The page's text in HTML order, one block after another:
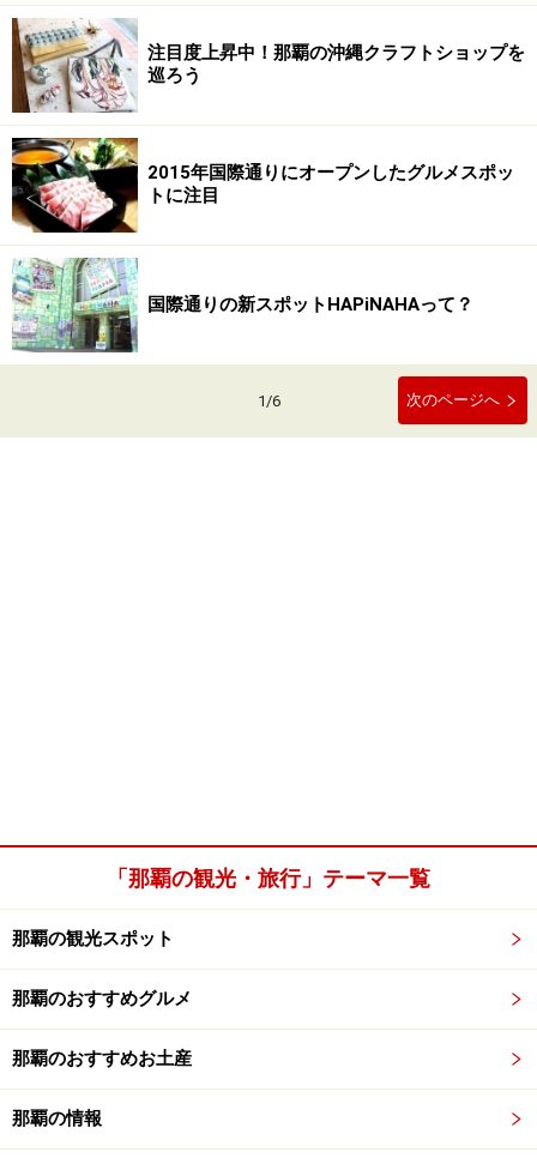
注目度上昇中！那覇の沖縄クラフトショップを
巡ろう
2015年国際通りにオープンしたグルメスポッ
トに注目
国際通りの新スポットHAPiNAHAって？
1/6 次のページへ
「那覇の観光・旅行」テーマ一覧
那覇の観光スポット
那覇のおすすめグルメ
那覇のおすすめお土産
那覇の情報